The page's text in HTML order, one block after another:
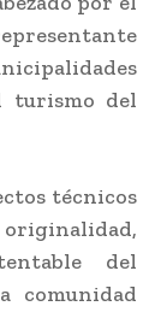
turismo del
técnicos
del
comunidad